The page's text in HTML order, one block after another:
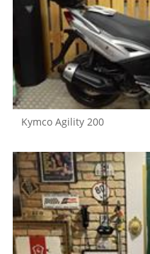
Kymco Agility 200